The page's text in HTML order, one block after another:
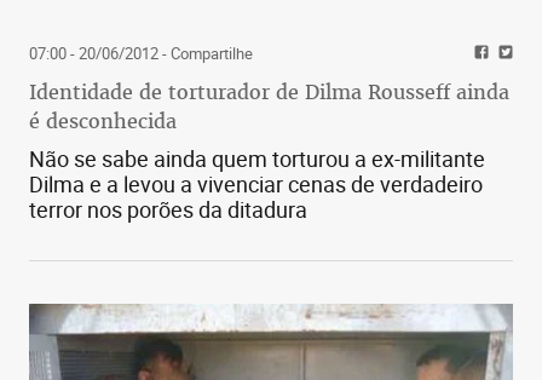
07:00 - 20/06/2012- Compartilhe
Identidade de torturador de Dilma Rousseff ainda
é desconhecida
Não se sabe ainda quem torturou a ex-militante
Dilma e a levou a vivenciar cenas de verdadeiro
terror nos porões da ditadura